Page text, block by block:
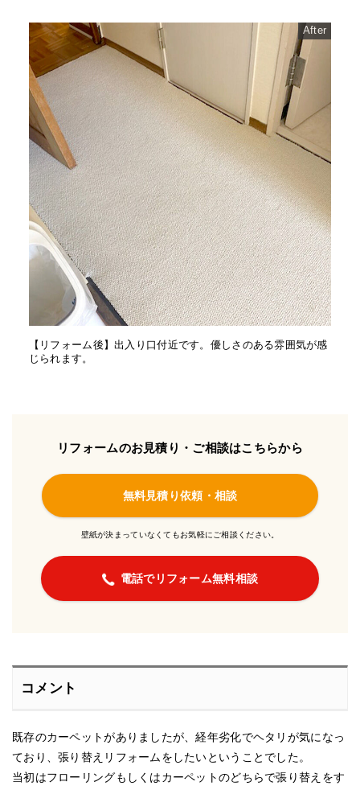
After
【リフォーム後】出入り口付近です。優しさのある雰囲気が感
じられます。
リフォームのお見積り・ご相談はこちらから
無料見積り依頼・相談
壁紙が決まっていなくてもお気軽にご相談ください。
電話でリフォーム無料相談
コメント
既存のカーペットがありましたが、経年劣化でヘタリが気になっ
ており、張り替えリフォームをしたいということでした。
当初はフローリングもしくはカーペットのどちらで張り替えをす